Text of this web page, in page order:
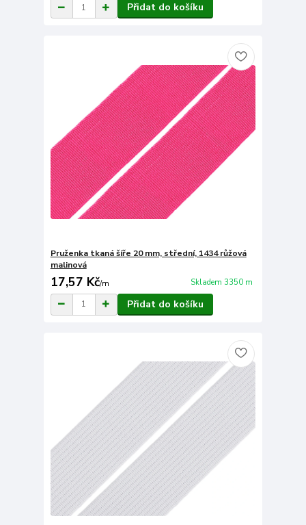
Přidat do košíku
Pruženka tkaná šíře 20 mm, střední, 1434 růžová
malinová
17,57 Kč/m Skladem 3350 m
Přidat do košíku